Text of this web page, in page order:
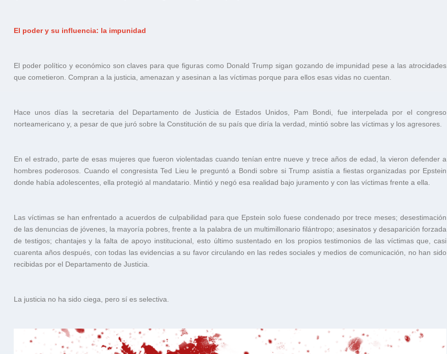
El poder y su influencia: la impunidad
El poder político y económico son claves para que figuras como Donald Trump sigan gozando de impunidad pese a las atrocidades
que cometieron. Compran a la justicia, amenazan y asesinan a las víctimas porque para ellos esas vidas no cuentan.
Hace unos días la secretaria del Departamento de Justicia de Estados Unidos, Pam Bondi, fue interpelada por el congreso
norteamericano y, a pesar de que juró sobre la Constitución de su país que diría la verdad, mintió sobre las víctimas y los agresores.
En el estrado, parte de esas mujeres que fueron violentadas cuando tenían entre nueve y trece años de edad, la vieron defender a
hombres poderosos. Cuando el congresista Ted Lieu le preguntó a Bondi sobre si Trump asistía a fiestas organizadas por Epstein
donde había adolescentes, ella protegió al mandatario. Mintió y negó esa realidad bajo juramento y con las víctimas frente a ella.
Las víctimas se han enfrentado a acuerdos de culpabilidad para que Epstein solo fuese condenado por trece meses; desestimación
de las denuncias de jóvenes, la mayoría pobres, frente a la palabra de un multimillonario filántropo; asesinatos y desaparición forzada
de testigos; chantajes y la falta de apoyo institucional, esto último sustentado en los propios testimonios de las víctimas que, casi
cuarenta años después, con todas las evidencias a su favor circulando en las redes sociales y medios de comunicación, no han sido
recibidas por el Departamento de Justicia.
La justicia no ha sido ciega, pero sí es selectiva.